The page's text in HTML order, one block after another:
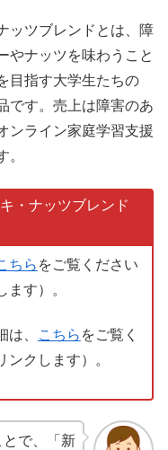
ッツブレンドとは、障
やナッツを味わうこと
目指す大学生たちの
です。売上は障害のあ
ンライン家庭学習支援
。
・ナッツブレンド
ちら をご覧ください
ます）。
、 こちら をご覧く
クします）。
で、「新